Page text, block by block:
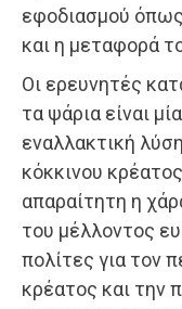
εφοδιασμού
και η μεταφορά
Οι ερευνητές
τα ψάρια είναι
εναλλακτική
κόκκινου κρέατος
απαραίτητη η
του μέλλοντος
πολίτες για τον
κρέατος και την